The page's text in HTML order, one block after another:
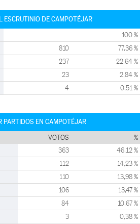
ESCRUTINIO DE CAMPOTÉJAR
100 %
810 77,36 %
237 22,64 %
23 2,84 %
4 0,51 %
PARTIDOS EN CAMPOTÉJAR
VOTOS %
363 46,12 %
112 14,23 %
110 13,98 %
106 13,47 %
84 10,67 %
3 0,38 %